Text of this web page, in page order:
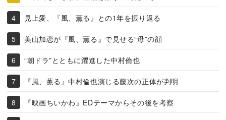
見上愛、『風、薫る』との1年を振り返る
美山加恋が『風、薫る』で見せる“母”の顔
“朝ドラ”とともに躍進した中村倫也
『風、薫る』中村倫也演じる藤次の正体が判明
『映画ちいかわ』EDテーマからその後を考察